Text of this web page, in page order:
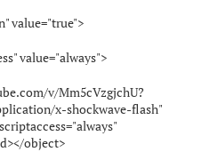
value="true">
value="always">
v/Mm5cVzgjchU?
x-shockwave-flash"
object>